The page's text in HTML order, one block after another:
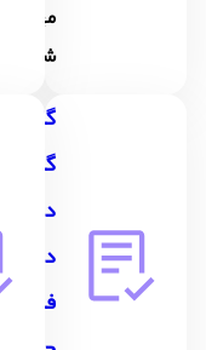
مهمان
شهر ما
گام به
گام
درس
فارسی